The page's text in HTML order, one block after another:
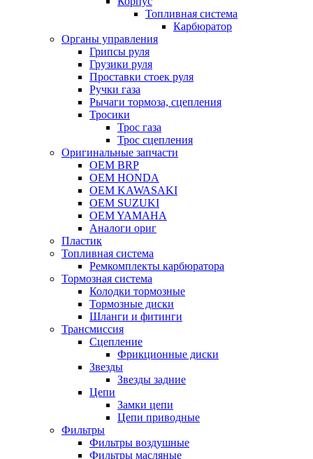
Топливная система
Карбюратор
Органы управления
Грипсы руля
Грузики руля
Проставки стоек руля
Ручки газа
Рычаги тормоза, сцепления
Тросики
Трос газа
Трос сцепления
Оригинальные запчасти
OEM BRP
OEM HONDA
OEM KAWASAKI
OEM SUZUKI
OEM YAMAHA
Аналоги ориг
Пластик
Топливная система
Ремкомплекты карбюратора
Тормозная система
Колодки тормозные
Тормозные диски
Шланги и фитинги
Трансмиссия
Cцепление
Фрикционные диски
Звезды
Звезды задние
Цепи
Замки цепи
Цепи приводные
Фильтры
Фильтры воздушные
Фильтры масляные